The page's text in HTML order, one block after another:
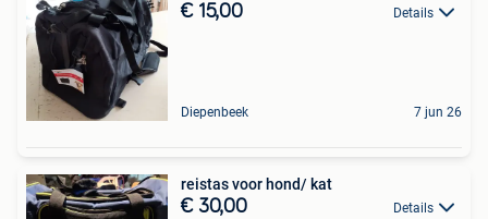
€ 15,00 Details
Diepenbeek 7 jun 26
reistas voor hond/ kat
€ 30,00 Details